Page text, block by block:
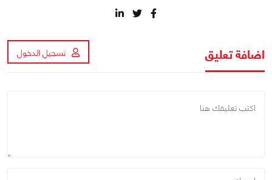
اضافة تعليق تسجيل الدخول